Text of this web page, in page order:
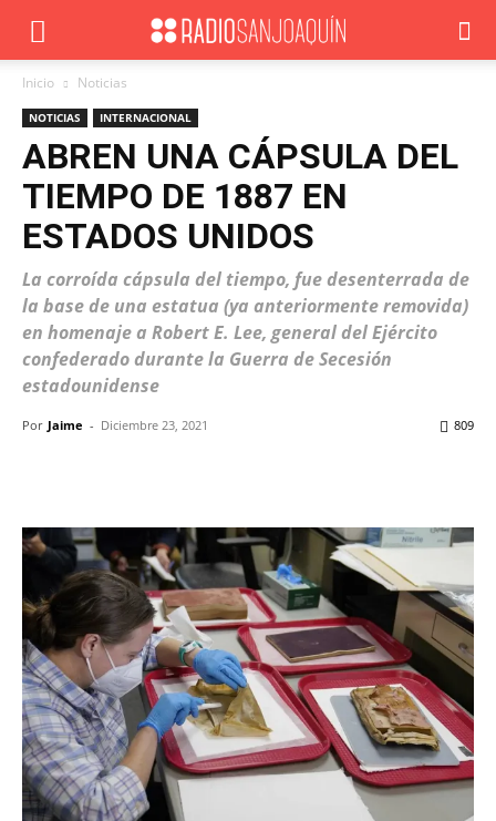
Inicio Noticias
NOTICIAS INTERNACIONAL
ABREN UNA CÁPSULA DEL
TIEMPO DE 1887 EN
ESTADOS UNIDOS
La corroída cápsula del tiempo, fue desenterrada de
la base de una estatua (ya anteriormente removida)
en homenaje a Robert E. Lee, general del Ejército
confederado durante la Guerra de Secesión
estadounidense
Por Jaime - Diciembre 23, 2021 809